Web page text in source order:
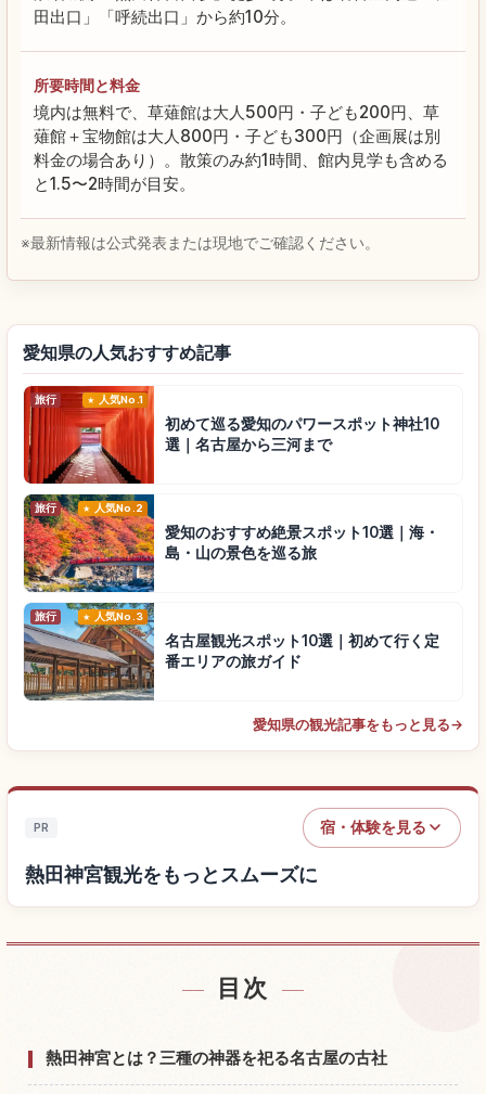
田出口」「呼続出口」から約10分。
所要時間と料金
境内は無料で、草薙館は大人500円・子ども200円、草
薙館＋宝物館は大人800円・子ども300円（企画展は別
料金の場合あり）。散策のみ約1時間、館内見学も含める
と1.5〜2時間が目安。
※最新情報は公式発表または現地でご確認ください。
愛知県の人気おすすめ記事
旅行 人気No.1
初めて巡る愛知のパワースポット神社10
選｜名古屋から三河まで
旅行 人気No.2
愛知のおすすめ絶景スポット10選｜海・
島・山の景色を巡る旅
旅行 人気No.3
名古屋観光スポット10選｜初めて行く定
番エリアの旅ガイド
愛知県の観光記事をもっと見る→
PR 宿・体験を見る
熱田神宮観光をもっとスムーズに
熱田神宮付近の宿を探す
熱田神宮の体験を探す↗
目次
熱田神宮とは？三種の神器を祀る名古屋の古社